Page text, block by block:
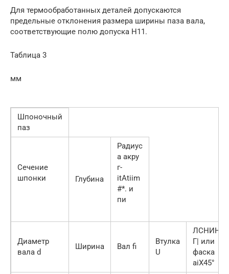
Для термообработанных деталей допускаются
предельные отклонения размера ширины паза вала,
соответствующие полю допуска Н11.
Таблица 3
мм
Шпоночный
паз
Сечение
шпонки
Глубина
Радиус
а акру
г-
itAtiim
#*. и
пи
Диаметр
вала d
Ширина Вал fi
Втулка
U
ЛСНИН
Г| или
фаска
aiX45°